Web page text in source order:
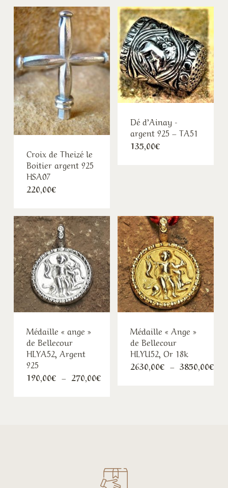
à
1570,00€
Croix de Theizé le
Boitier argent 925
HSA07
220,00€
Dé d’Ainay -
argent 925 – TA51
135,00€
Médaille « ange »
de Bellecour
HLYA52, Argent
925
190,00€ – 270,00€Plage
de
Médaille « Ange »
de Bellecour
HLYU52, Or 18k
2630,00€ – 3850,00€